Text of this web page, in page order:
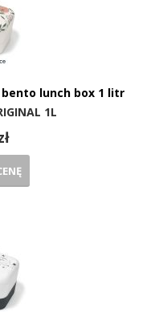
bento lunch box 1 litr
1L